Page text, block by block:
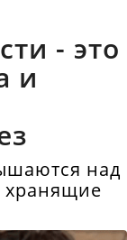
- это
и
над
хранящие